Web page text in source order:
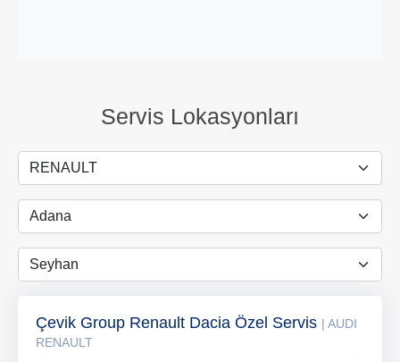
Servis Lokasyonları
Çevik Group Renault Dacia Özel Servis | AUDI
RENAULT